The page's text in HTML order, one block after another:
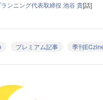
ンニング代表取締役 池谷 貴[話]
プレミアム記事 季刊